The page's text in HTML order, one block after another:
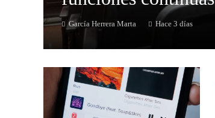
García Herrera Marta Hace 3 días